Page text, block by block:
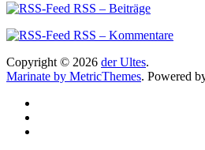
RSS – Beiträge
RSS – Kommentare
Copyright © 2026 der Ultes.
Marinate by MetricThemes. Powered